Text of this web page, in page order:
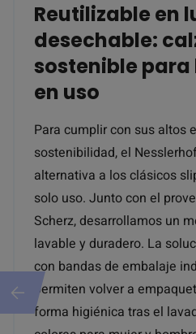
Reutilizable en
desechable:
sostenible para
en uso
Para cumplir con sus altos
sostenibilidad, el
alternativa a los clásicos
solo uso. Junto con el
Scherz, desarrollamos un
lavable y duradero. La
con bandas de embalaje
permiten volver a
forma higiénica tras el